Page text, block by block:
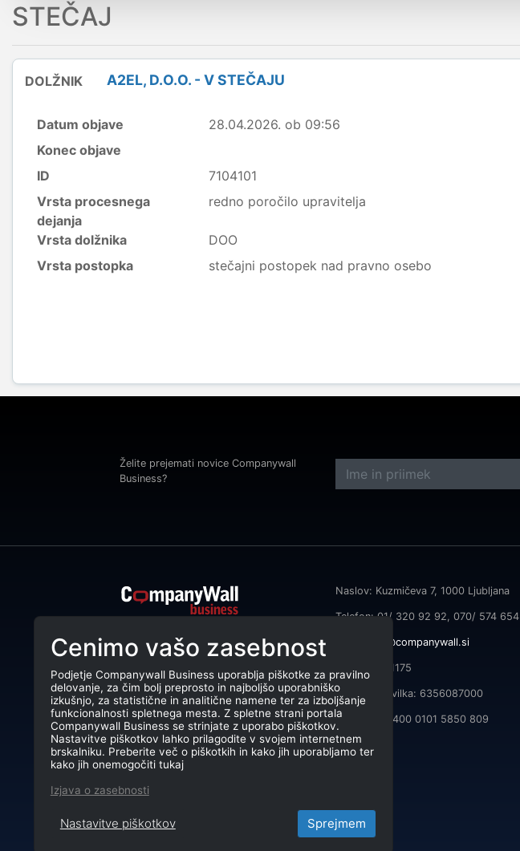
STEČAJ
DOLŽNIK A2EL, D.O.O. - V STEČAJU
Datum objave
28.04.2026. ob 09:56
Konec objave
ID
7104101
Vrsta procesnega
dejanja
redno poročilo upravitelja
Vrsta dolžnika
DOO
Vrsta postopka
stečajni postopek nad pravno osebo
Želite prejemati novice Companywall
Business?
podjetjem pomaga izboljšati
poslovanje z iskanjem in povezovanjem
strank.
CompanyWall Business © 2026
Naslov: Kuzmičeva 7, 1000 Ljubljana
Telefon: 01/ 320 92 92, 070/ 574 654
info@companywall.si
DŠ: SI55591175
Matična številka: 6356087000
TRR: SI56 3400 0101 5850 809
Cenimo vašo zasebnost
Podjetje Companywall Business uporablja piškotke za pravilno
delovanje, za čim bolj preprosto in najboljšo uporabniško
izkušnjo, za statistične in analitične namene ter za izboljšanje
funkcionalnosti spletnega mesta. Z spletne strani portala
Companywall Business se strinjate z uporabo piškotkov.
Nastavitve piškotkov lahko prilagodite v svojem internetnem
brskalniku. Preberite več o piškotkih in kako jih uporabljamo ter
kako jih onemogočiti tukaj
Izjava o zasebnosti
Nastavitve piškotkov Sprejmem